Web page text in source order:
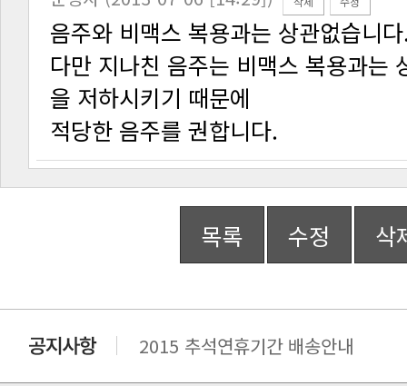
음주와 비맥스 복용과는 상관없습니
을 저하시키기 때문에
적당한 음주를 권합니다.
목록 수정 삭
2015 추석연휴기간 배송안내